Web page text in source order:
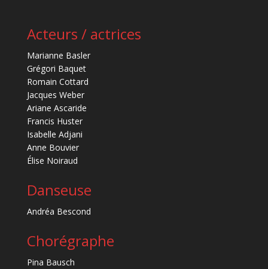
Acteurs / actrices
Marianne Basler
Grégori Baquet
Romain Cottard
Jacques Weber
Ariane Ascaride
Francis Huster
Isabelle Adjani
Anne Bouvier
Élise Noiraud
Danseuse
Andréa Bescond
Chorégraphe
Pina Bausch